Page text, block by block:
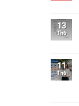
13
Th6
11
Th6